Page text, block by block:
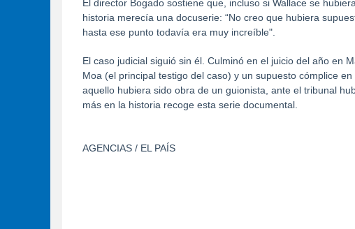
El director Bogado sostiene que, incluso si Wallace se
historia merecía una docuserie: “No creo que hubiera
hasta ese punto todavía era muy increíble".
El caso judicial siguió sin él. Culminó en el juicio del año en
Moa (el principal testigo del caso) y un supuesto cómplice
aquello hubiera sido obra de un guionista, ante el tribunal
más en la historia recoge esta serie documental.
AGENCIAS / EL PAÍS